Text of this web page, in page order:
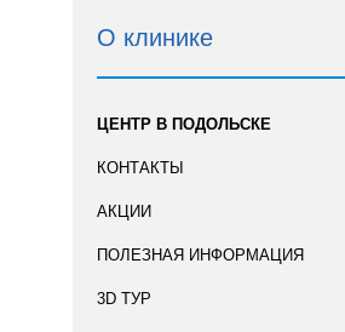
О клинике
ЦЕНТР В ПОДОЛЬСКЕ
КОНТАКТЫ
АКЦИИ
ПОЛЕЗНАЯ ИНФОРМАЦИЯ
3D ТУР